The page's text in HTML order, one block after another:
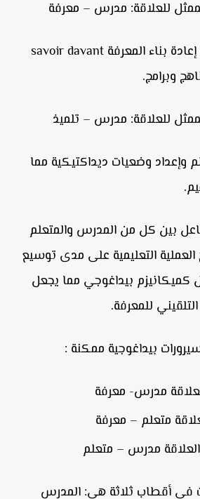
للعلاقة: مدرس – معرفة
بعبارة أشمل هو كيفية إعادة بناء المعرفة savoir davant
للعلاقة: مدرس – تلميذ
وضعيات ديداكتيكية مما
بين كل من المدرس والمتعلم
التعليمية على مدى توسيع
بيداغوجي مما يجعل
للمعرفة.
بيداغوجية ممكنة :
مدرس- معرفة
متعلم – معرفة
مدرس – متعلم
أقطاب ثلاثة هي: المدرس